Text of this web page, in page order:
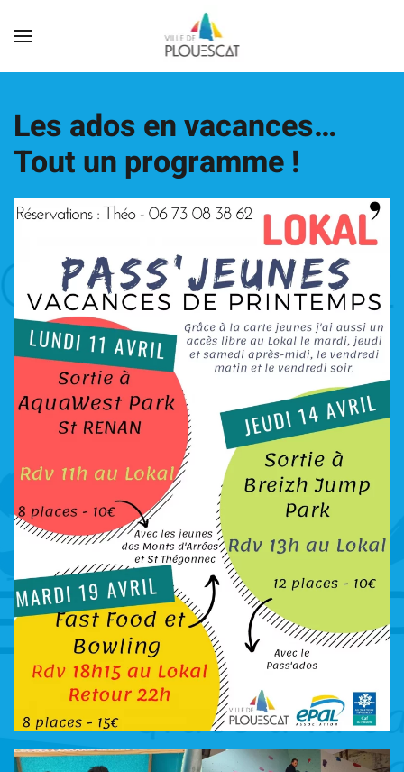
Les ados en vacances…
Tout un programme !